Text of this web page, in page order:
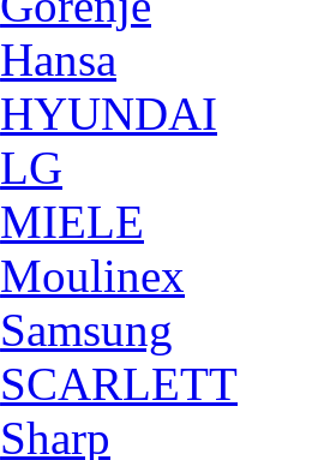
Hansa
HYUNDAI
LG
MIELE
Moulinex
Samsung
SCARLETT
Sharp